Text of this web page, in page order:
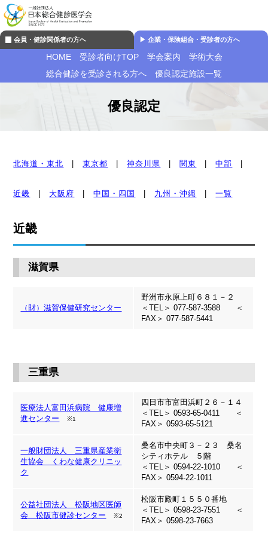
会員・健診関係者の方へ ▶︎ 企業・保険組合・受診者の方へ
HOME 受診者向けTOP 学会案内
学術大会
総合健診を受診される方へ
優良認定施設一覧
優良認定
北海道・東北 |東京都 |神奈川県 関東 |中部
近畿 大阪府 |中国・四国 九州・沖縄 |一覧
近畿
滋賀県
（財）滋賀保健研究センター
野洲市永原上町６８１－２
＜TEL＞ 077-587-3588 ＜
FAX＞ 077-587-5441
三重県
医療法人富田浜病院 健康増
進センター
※1
四日市市富田浜町２６－１４
＜TEL＞ 0593-65-0411 ＜
FAX＞ 0593-65-5121
一般財団法人 三重県産業衛
生協会 くわな健康クリニッ
ク
桑名市中央町３－２３ 桑名
シティホテル ５階
＜TEL＞ 0594-22-1010 ＜
FAX＞ 0594-22-1011
公益社団法人 松阪地区医師
会 松阪市健診センター
※2
松阪市殿町１５５０番地
＜TEL＞ 0598-23-7551 ＜
FAX＞ 0598-23-7663